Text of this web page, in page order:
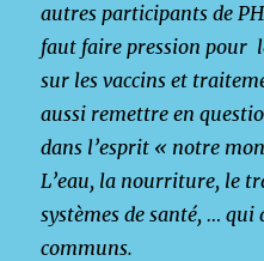
autres participants de
faut faire pression pour
sur les vaccins et
aussi remettre en
dans l’esprit « notre
L’eau, la nourriture, le
systèmes de santé, … qui
communs.